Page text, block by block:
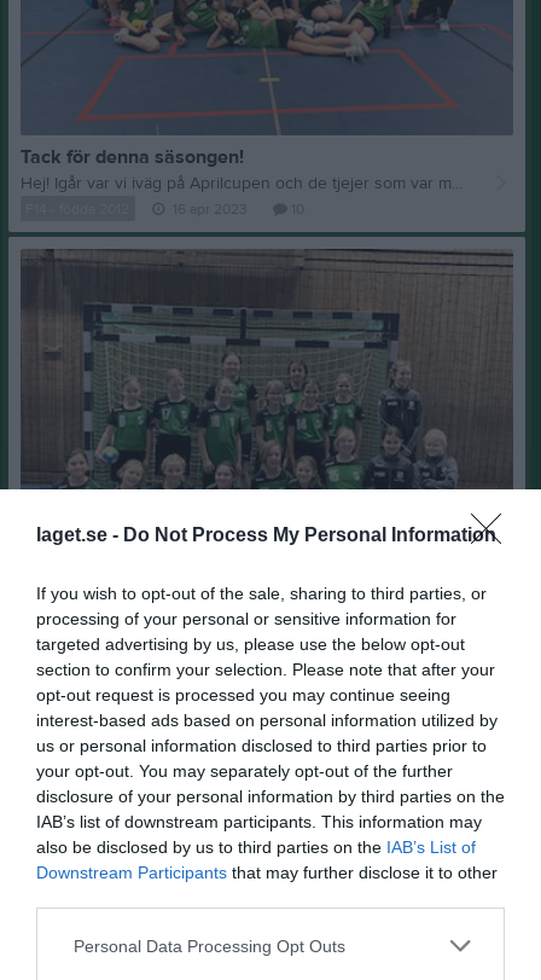
laget.se - Do Not Process My Personal Information
If you wish to opt-out of the sale, sharing to third parties, or
processing of your personal or sensitive information for
targeted advertising by us, please use the below opt-out
section to confirm your selection. Please note that after your
opt-out request is processed you may continue seeing
interest-based ads based on personal information utilized by
us or personal information disclosed to third parties prior to
your opt-out. You may separately opt-out of the further
disclosure of your personal information by third parties on the
IAB’s list of downstream participants. This information may
also be disclosed by us to third parties on the IAB’s List of
Downstream Participants that may further disclose it to other
Personal Data Processing Opt Outs
Tack för denna säsongen!
Hej! Igår var vi iväg på Aprilcupen och de tjejer som var med gjorde en fantastisk insats. Fin laganda och vi tror att de hade lika roligt som oss ledare. Tack även till föräldrarna som var med och körde och la hela lördagen från väldigt tidig morgon till kväll i Anderstorps sporthall. (Kortet är från cupen igår, därför är inte alla tjejer med). Cupen fick avsluta säsongen. Vi har haft en väldigt rolig och utvecklande säsong med första seriespelet. Ett stort tack till alla föräldrar som kört, stått i kiosk och suttit i sekretariat/matchvärd under säsongen. Vi tackar också Tuvas mamma Sophia lite extra för alla träningar hon varit och hjälpt till på, det har varit till stor hjälp då vi inte är så många ledare. Påminner om att lämna tillbaka matchstället till mig, Camilla, för de som inte gjort det. Vi hoppas att alla tjejer vill fortsätta till hösten men skulle någon hoppa av så vill vi gärna veta det då vi redan nu planerar höstens seriespel. Mvh Ledarna genom Camilla
God jul och Gott nytt år!🎄🎅🎁
Tack till alla fina tjejer i laget som kämpar hårt på träningar och matcher och har en sån fin laganda. Bild från matchen i Ulricehamn 18/12. Tack även till alla föräldrar som ställer upp med kiosk, sekretariat och körning. God jul och så syns vi igen 9/1. Mvh Ledarna genom Camilla
F14 - födda 2012 23 dec 2022 1
Visa fler nyheter
Nyheter från föreningen
15 jul
Dragningslista månadslotten juli 2026
6 jul
Dragningslista månadslotten juni 2026
1 jul
Gruppindelningar USM Steg 1 26/27 klara